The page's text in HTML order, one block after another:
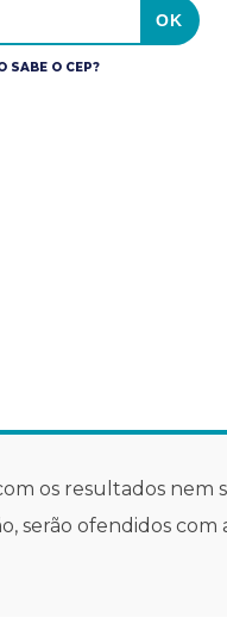
SABE O CEP?
os resultados nem
serão ofendidos com